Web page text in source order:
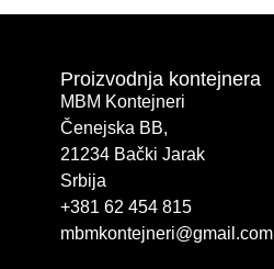
Proizvodnja kontejnera
MBM Kontejneri
Čenejska BB,
21234 Bački Jarak
Srbija
+381 62 454 815
mbmkontejneri@gmail.com